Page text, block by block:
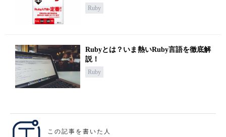
Ruby
Rubyとは？いま熱いRuby言語を徹底解
説！
Ruby
この記事を書いた人